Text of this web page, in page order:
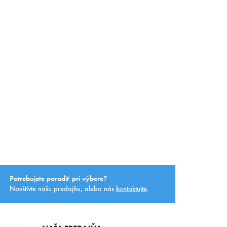
Potrebujete poradiť pri výbere?
Navštívte našu predajňu, alebo nás kontaktujte.